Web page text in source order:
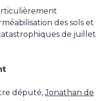
des sols et
de juillet
député,Jonathan de